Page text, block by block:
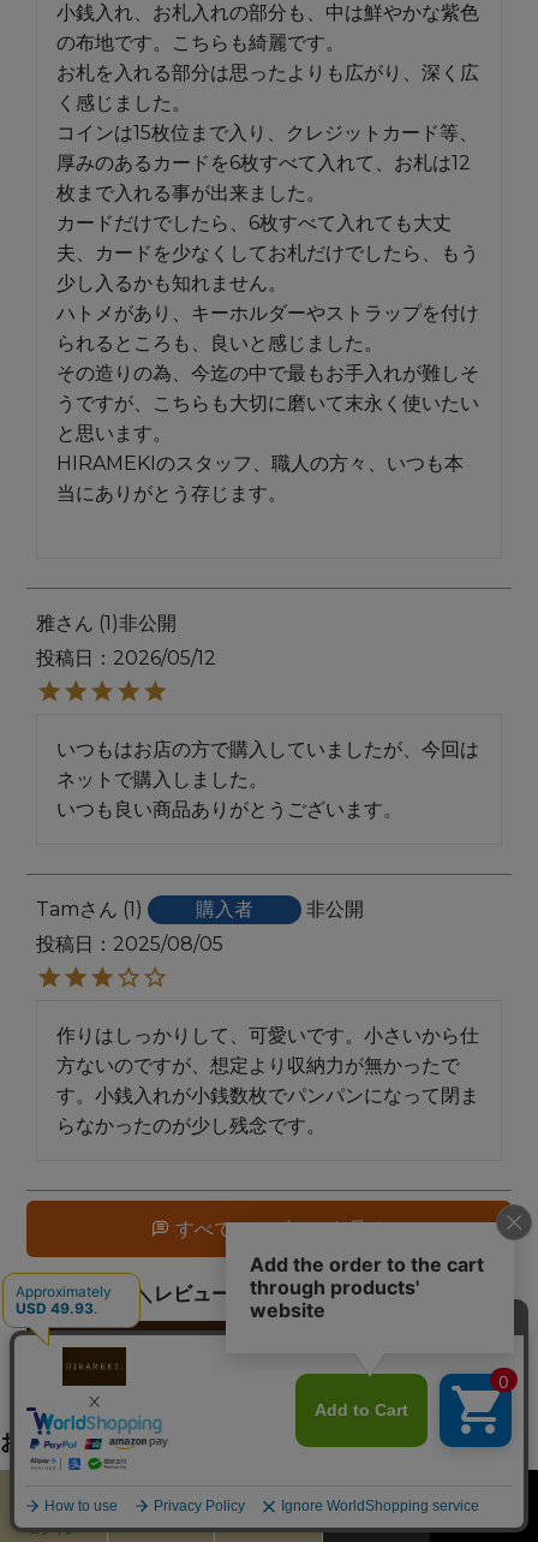
小銭入れ、お札入れの部分も、中は鮮やかな紫色
の布地です。こちらも綺麗です。
お札を入れる部分は思ったよりも広がり、深く広
く感じました。
コインは15枚位まで入り、クレジットカード等、
厚みのあるカードを6枚すべて入れて、お札は12
枚まで入れる事が出来ました。
カードだけでしたら、6枚すべて入れても大丈
夫、カードを少なくしてお札だけでしたら、もう
少し入るかも知れません。
ハトメがあり、キーホルダーやストラップを付け
られるところも、良いと感じました。
その造りの為、今迄の中で最もお手入れが難しそ
うですが、こちらも大切に磨いて末永く使いたい
と思います。
HIRAMEKIのスタッフ、職人の方々、いつも本
当にありがとう存じます。
雅 1 非公開
投稿日
2026/05/12
いつもはお店の方で購入していましたが、今回は
ネットで購入しました。
いつも良い商品ありがとうございます。
Tam 1 購入者
非公開
投稿日
2025/08/05
作りはしっかりして、可愛いです。小さいから仕
方ないのですが、想定より収納力が無かったで
す。小銭入れが小銭数枚でパンパンになって閉ま
らなかったのが少し残念です。
すべてのレビューを見る
おすすめ商品
ログイン